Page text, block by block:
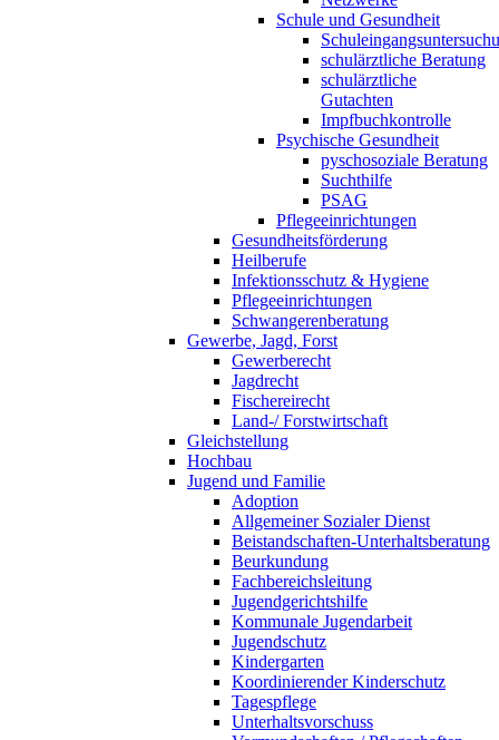
Schule und Gesundheit
schulärztliche Beratung
schulärztliche
Gutachten
Impfbuchkontrolle
Psychische Gesundheit
pyschosoziale Beratung
Suchthilfe
PSAG
Pflegeeinrichtungen
Gesundheitsförderung
Heilberufe
Infektionsschutz & Hygiene
Pflegeeinrichtungen
Schwangerenberatung
Gewerbe, Jagd, Forst
Gewerberecht
Jagdrecht
Fischereirecht
Land-/ Forstwirtschaft
Gleichstellung
Hochbau
Jugend und Familie
Adoption
Allgemeiner Sozialer Dienst
Beistandschaften-Unterhaltsberatung
Beurkundung
Fachbereichsleitung
Jugendgerichtshilfe
Kommunale Jugendarbeit
Jugendschutz
Kindergarten
Koordinierender Kinderschutz
Tagespflege
Unterhaltsvorschuss